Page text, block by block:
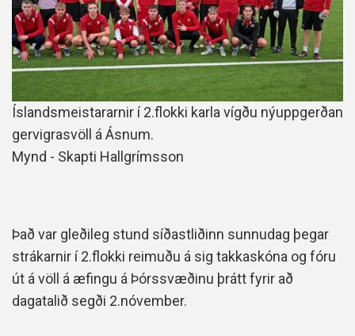
Íslandsmeistararnir í 2.flokki karla vígðu nýuppgerðan
gervigrasvöll á Ásnum.
Mynd - Skapti Hallgrímsson
Það var gleðileg stund síðastliðinn sunnudag þegar
strákarnir í 2.flokki reimuðu á sig takkaskóna og fóru
út á völl á æfingu á Þórssvæðinu þrátt fyrir að
dagatalið segði 2.nóvember.